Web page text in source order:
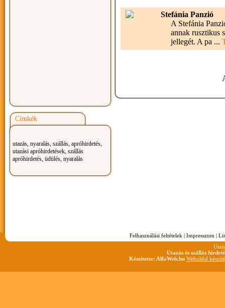
Címkék
utazás, nyaralás, szállás, apróhirdetés,
utazási apróhirdetések, szállás
apróhirdetés, üdülés, nyaralás
Stefánia Panzió
A Stefánia
annak rusztikus
jellegét. A pa ...
Felhasználási feltételek | Impresszum |
Utazás és szállás
Készítette: AlfaWeb.hu Weboldal